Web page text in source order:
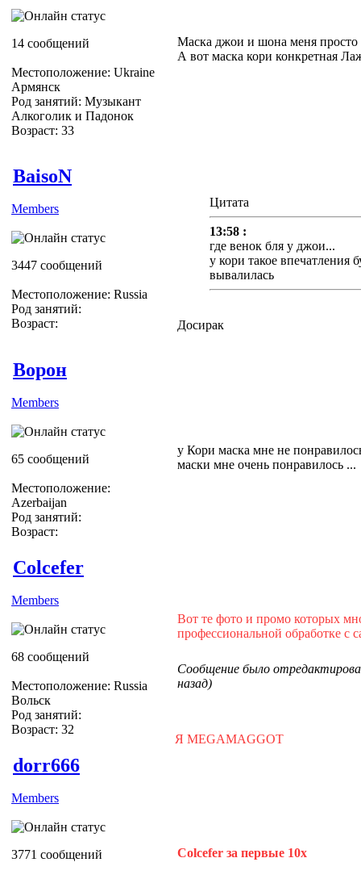
14 сообщений
Местоположение: Ukraine
Армянск
Род занятий: Музыкант
Алкоголик и Падонок
Возраст: 33
Маска джои и шона меня
А вот маска кори конкретная
BaisoN
Members
3447 сообщений
Местоположение: Russia
Род занятий:
Возраст:
Цитата
13:58 :
где венок бля у джои...
у кори такое впечатления
вывалилась
Досирак
Ворон
Members
65 сообщений
Местоположение:
Azerbaijan
Род занятий:
Возраст:
у Кори маска мне не
маски мне очень понравилось ...
Colcefer
Members
68 сообщений
Местоположение: Russia
Вольск
Род занятий:
Возраст: 32
Вот те фото и промо которых
профессиональной обработке с
Сообщение было
назад)
Я MEGAMAGGOT
dorr666
Members
3771 сообщений Colcefer за первые 10х